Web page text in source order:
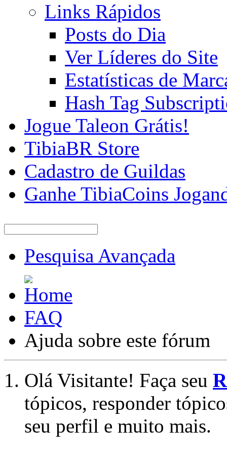
Links Rápidos
Posts do Dia
Ver Líderes do Site
Estatísticas de
Hash Tag
Jogue Taleon Grátis!
TibiaBR Store
Cadastro de Guildas
Ganhe TibiaCoins
Pesquisa Avançada
FAQ
Ajuda sobre este fórum
Olá Visitante! Faça seu
tópicos, responder
seu perfil e muito mais.